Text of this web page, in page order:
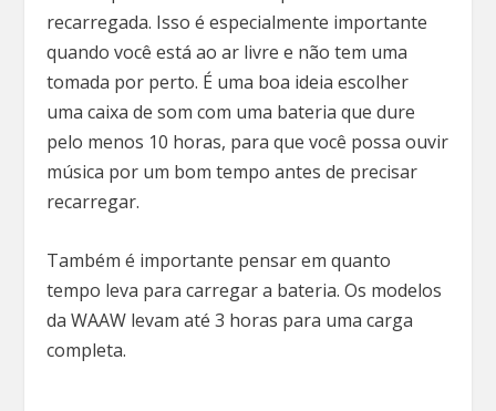
recarregada. Isso é especialmente importante
quando você está ao ar livre e não tem uma
tomada por perto. É uma boa ideia escolher
uma caixa de som com uma bateria que dure
pelo menos 10 horas, para que você possa ouvir
música por um bom tempo antes de precisar
recarregar.
Também é importante pensar em quanto
tempo leva para carregar a bateria. Os modelos
da WAAW levam até 3 horas para uma carga
completa.